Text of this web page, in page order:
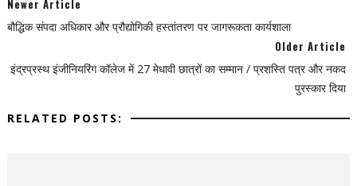
Newer Article
बौद्धिक संपदा अधिकार और प्रौद्योगिकी हस्तांतरण पर जागरूकता कार्यशाला
Older Article
इंद्रप्रस्थ इंजीनियरिंग कॉलेज में 27 मेधावी छात्रों का सम्मान / प्रशस्ति पत्र और नकद
पुरस्कार दिया
RELATED POSTS: